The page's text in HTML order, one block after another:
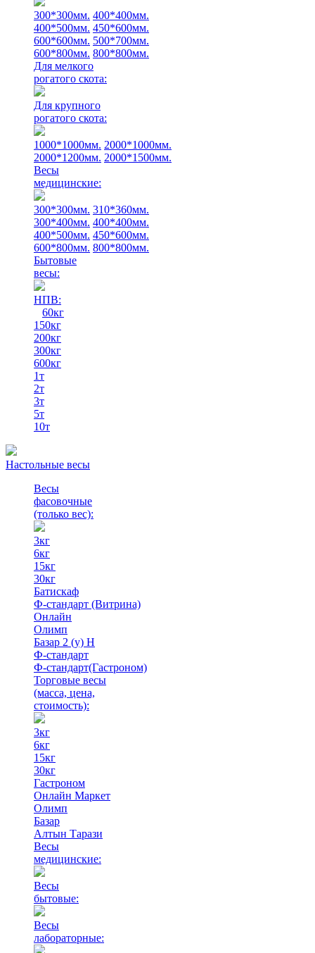
300*300мм. 400*400мм.
400*500мм. 450*600мм.
600*600мм. 500*700мм.
600*800мм. 800*800мм.
Для мелкого
рогатого скота:
Для крупного
рогатого скота:
1000*1000мм. 2000*1000мм.
2000*1200мм. 2000*1500мм.
Весы
медицинские:
300*300мм. 310*360мм.
300*400мм. 400*400мм.
400*500мм. 450*600мм.
600*800мм. 800*800мм.
Бытовые
весы:
НПВ:
60кг
150кг
200кг
300кг
600кг
1т
2т
3т
5т
10т
Настольные весы
Весы
фасовочные
(только вес):
3кг
6кг
15кг
30кг
Батискаф
Ф-стандарт (Витрина)
Онлайн
Олимп
Базар 2 (у) Н
Ф-стандарт
Ф-стандарт(Гастроном)
Торговые весы
(масса, цена,
стоимость):
3кг
6кг
15кг
30кг
Гастроном
Онлайн Маркет
Олимп
Базар
Алтын Тарази
Весы
медицинские:
Весы
бытовые:
Весы
лабораторные: